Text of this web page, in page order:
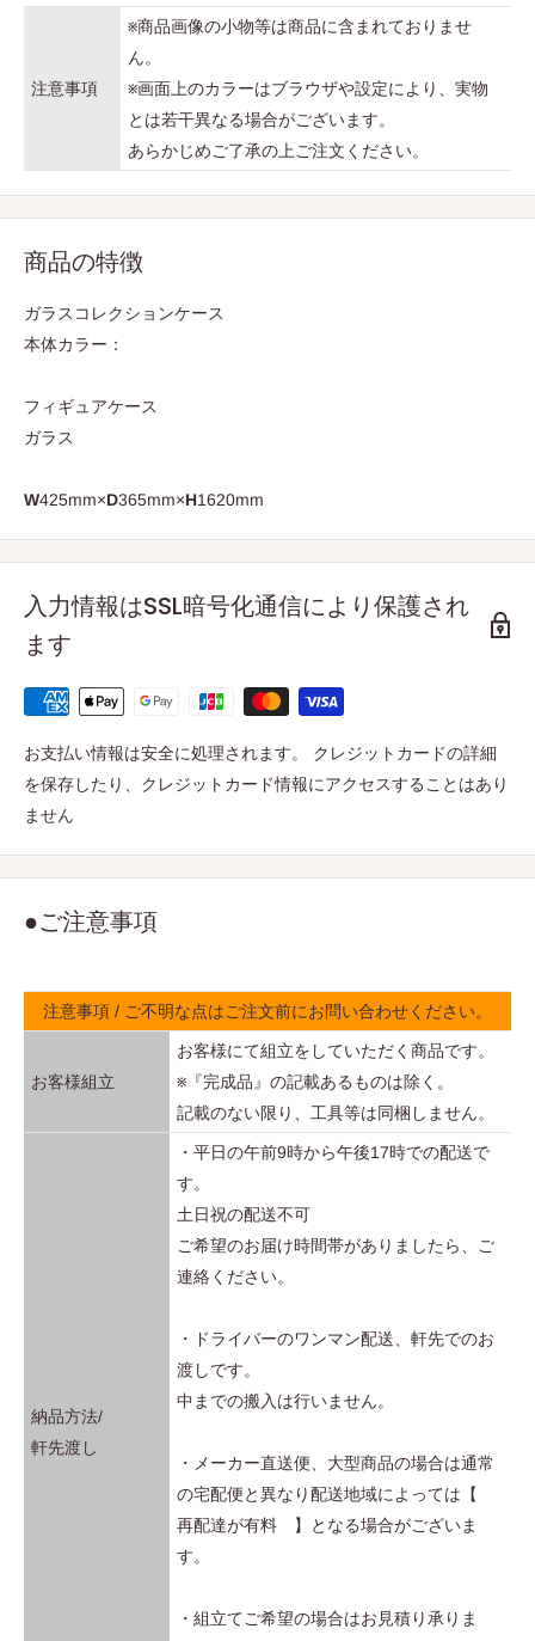
注意事項
※商品画像の小物等は商品に含まれておりませ
ん。
※画面上のカラーはブラウザや設定により、実物
とは若干異なる場合がございます。
あらかじめご了承の上ご注文ください。
商品の特徴
ガラスコレクションケース
本体カラー：
フィギュアケース
ガラス
W425mm×D365mm×H1620mm
入力情報はSSL暗号化通信により保護され
ます
お支払い情報は安全に処理されます。 クレジットカードの詳細
を保存したり、クレジットカード情報にアクセスすることはあり
ません
●ご注意事項
注意事項 / ご不明な点はご注文前にお問い合わせください。
お客様組立
お客様にて組立をしていただく商品です。
※『完成品』の記載あるものは除く。
記載のない限り、工具等は同梱しません。
納品方法/
軒先渡し
・平日の午前9時から午後17時での配送で
す。
土日祝の配送不可
ご希望のお届け時間帯がありましたら、ご
連絡ください。
・ドライバーのワンマン配送、軒先でのお
渡しです。
中までの搬入は行いません。
・メーカー直送便、大型商品の場合は通常
の宅配便と異なり配送地域によっては【
再配達が有料 】となる場合がございま
す。
・組立てご希望の場合はお見積り承りま